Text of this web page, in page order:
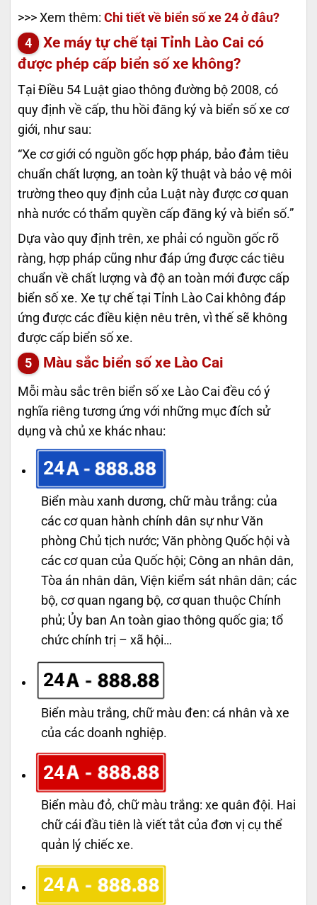
>>> Xem thêm: Chi tiết về biển số xe 24 ở đâu?
Xe máy tự chế tại Tỉnh Lào Cai có
được phép cấp biển số xe không?
Tại Điều 54 Luật giao thông đường bộ 2008, có
quy định về cấp, thu hồi đăng ký và biển số xe cơ
giới, như sau:
“Xe cơ giới có nguồn gốc hợp pháp, bảo đảm tiêu
chuẩn chất lượng, an toàn kỹ thuật và bảo vệ môi
trường theo quy định của Luật này được cơ quan
nhà nước có thẩm quyền cấp đăng ký và biển số.”
Dựa vào quy định trên, xe phải có nguồn gốc rõ
ràng, hợp pháp cũng như đáp ứng được các tiêu
chuẩn về chất lượng và độ an toàn mới được cấp
biển số xe. Xe tự chế tại Tỉnh Lào Cai không đáp
ứng được các điều kiện nêu trên, vì thế sẽ không
được cấp biển số xe.
Màu sắc biển số xe Lào Cai
Mỗi màu sắc trên biển số xe Lào Cai đều có ý
nghĩa riêng tương ứng với những mục đích sử
dụng và chủ xe khác nhau:
24
Biển màu xanh dương, chữ màu trắng: của
các cơ quan hành chính dân sự như Văn
phòng Chủ tịch nước; Văn phòng Quốc hội và
các cơ quan của Quốc hội; Công an nhân dân,
Tòa án nhân dân, Viện kiểm sát nhân dân; các
bộ, cơ quan ngang bộ, cơ quan thuộc Chính
phủ; Ủy ban An toàn giao thông quốc gia; tổ
chức chính trị – xã hội…
24
Biển màu trắng, chữ màu đen: cá nhân và xe
của các doanh nghiệp.
24
Biển màu đỏ, chữ màu trắng: xe quân đội. Hai
chữ cái đầu tiên là viết tắt của đơn vị cụ thể
quản lý chiếc xe.
24